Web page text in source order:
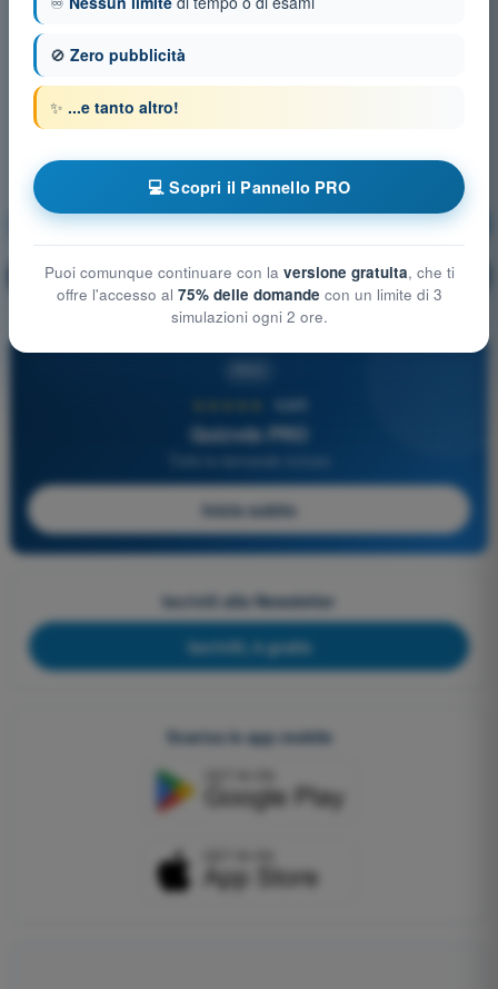
Tecnica di Pilotaggio Allenamento!
🔒 PRO Spiegazione domanda
4,6/5
Quizvds PRO
Inizia subito
Iscriviti alla Newsletter
Iscriviti, è gratis
Scarica le app mobile
🚫 Zero pubblicità
✨ ...e tanto altro!
💻 Scopri il Pannello PRO
Puoi comunque continuare con la versione gratuita, che ti
offre l'accesso al 75% delle domande con un limite di 3
simulazioni ogni 2 ore.